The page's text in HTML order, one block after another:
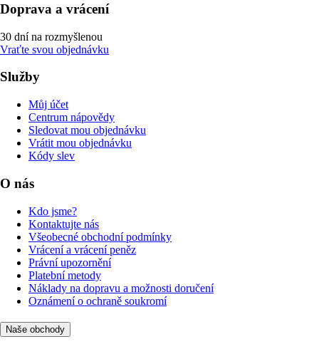
Doprava a vrácení
30 dní na rozmyšlenou
Vraťte svou objednávku
Služby
Můj účet
Centrum nápovědy
Sledovat mou objednávku
Vrátit mou objednávku
Kódy slev
O nás
Kdo jsme?
Kontaktujte nás
Všeobecné obchodní podmínky
Vrácení a vrácení peněz
Právní upozornění
Platební metody
Náklady na dopravu a možnosti doručení
Oznámení o ochraně soukromí
Naše obchody